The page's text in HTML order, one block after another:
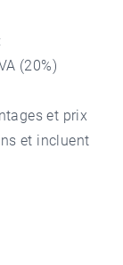
(20%)
et prix
et incluent